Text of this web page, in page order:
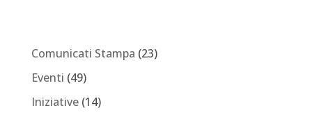
Comunicati Stampa (23)
Eventi (49)
Iniziative(14)